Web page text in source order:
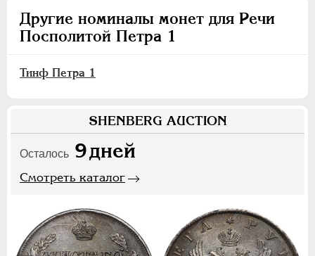
Другие номиналы монет для Речи
Посполитой Петра 1
Тинф Петра 1
SHENBERG AUCTION
Осталось 9дней
Смотреть каталог